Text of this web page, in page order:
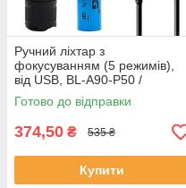
Ручний ліхтар з
фокусуванням (5 режимів),
від USB, BL-A90-P50 /
Кишеньковий ліхтарик /
Тактичний ліхтарик
Готово до відправки
374,50 ₴ 535 ₴
Купити